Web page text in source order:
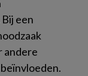
een
andere